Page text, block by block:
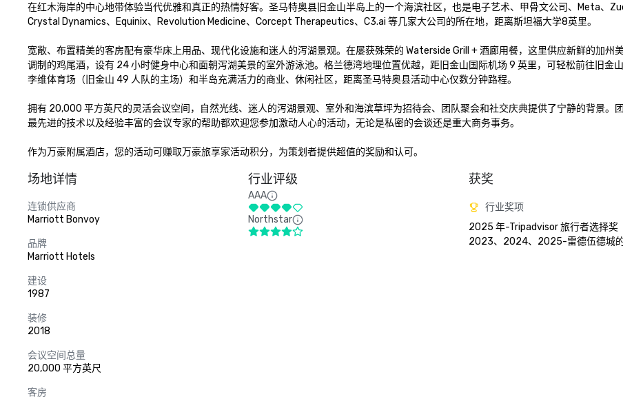
在红木海岸的中心地带体验当代优雅和真正的热情好客。圣马特奥县旧金山半岛上的一个海滨社区，也是电子艺术、甲骨文公司、Meta、
Crystal Dynamics、Equinix、Revolution Medicine、Corcept Therapeutics、C3.ai 等几家大公司的所在地，距离斯坦福大学8英里。
宽敞、布置精美的客房配有豪华床上用品、现代化设施和迷人的泻湖景观。在屡获殊荣的 Waterside Grill + 酒廊用餐，这里供应新鲜的加州
调制的鸡尾酒，设有 24 小时健身中心和面朝泻湖美景的室外游泳池。格兰德湾地理位置优越，距旧金山国际机场 9 英里，可轻松前往旧金山
李维体育场（旧金山 49 人队的主场）和半岛充满活力的商业、休闲社区，距离圣马特奥县活动中心仅数分钟路程。
拥有 20,000 平方英尺的灵活会议空间，自然光线、迷人的泻湖景观、室外和海滨草坪为招待会、团队聚会和社交庆典提供了宁静的背景。团
最先进的技术以及经验丰富的会议专家的帮助都欢迎您参加激动人心的活动，无论是私密的会谈还是重大商务事务。
作为万豪附属酒店，您的活动可赚取万豪旅享家活动积分，为策划者提供超值的奖励和认可。
场地详情
连锁供应商
Marriott Bonvoy
品牌
Marriott Hotels
建设
1987
装修
2018
会议空间总量
20,000 平方英尺
客房
行业评级
AAA
Northstar
获奖
行业奖项
2025 年-Tripadvisor 旅行者选择奖
2023、2024、2025-雷德伍德城